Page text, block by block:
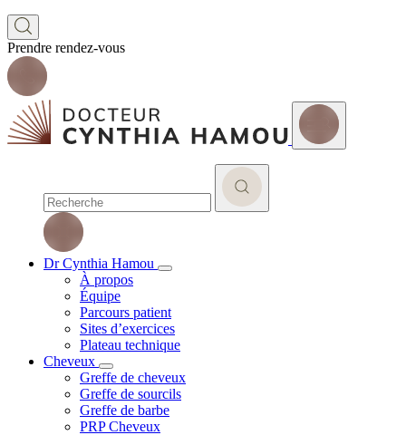
Prendre rendez-vous
Dr Cynthia Hamou
À propos
Équipe
Parcours patient
Sites d’exercices
Plateau technique
Cheveux
Greffe de cheveux
Greffe de sourcils
Greffe de barbe
PRP Cheveux